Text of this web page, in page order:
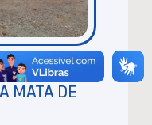
MATA DE